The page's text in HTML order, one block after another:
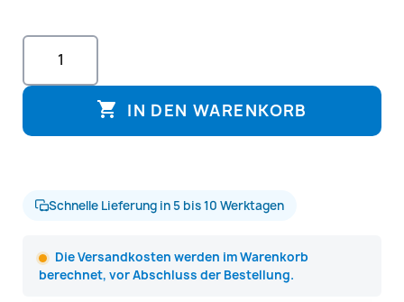
 IN DEN WARENKORB
Schnelle Lieferung in 5 bis 10 Werktagen
Die Versandkosten werden im Warenkorb
berechnet, vor Abschluss der Bestellung.